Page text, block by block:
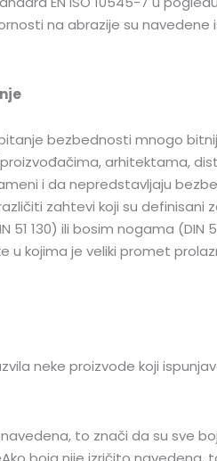
na abrazije su navedene
bezbednosti mnogo
arhitektama,
i da nepredstavljaju
zahtevi koji su definisani
51 130) ili bosim nogama
u kojima je veliki promet
neke proizvode koji
to znači da su sve